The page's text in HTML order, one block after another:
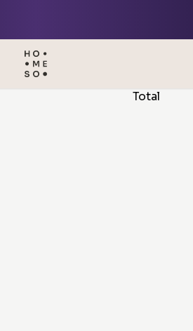
Total